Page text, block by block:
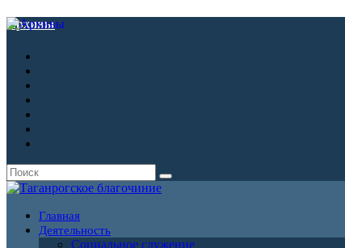
Архивы
Главная
Деятельность
Социальное служение